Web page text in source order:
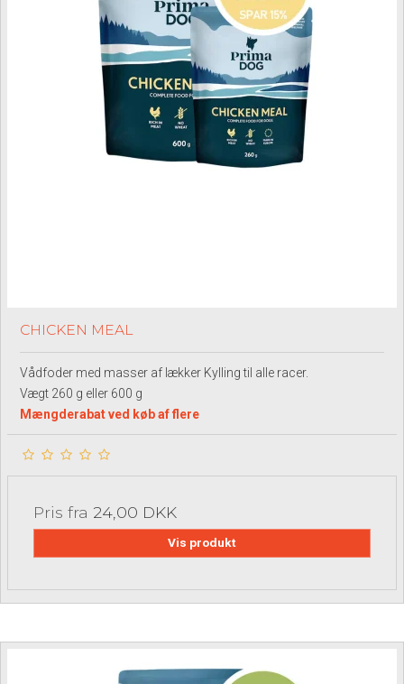
CHICKEN MEAL
Vådfoder med masser af lækker Kylling til alle racer.
Vægt 260 g eller 600 g
Mængderabat ved køb af flere
Pris fra 24,00 DKK
Vis produkt